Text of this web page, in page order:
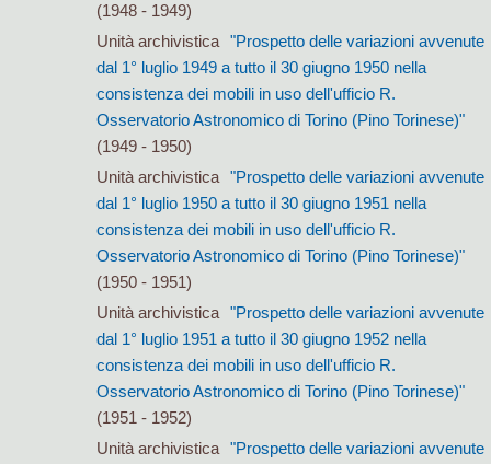
(1948 - 1949)
Unità archivistica
"Prospetto delle variazioni avvenute
dal 1° luglio 1949 a tutto il 30 giugno 1950 nella
consistenza dei mobili in uso dell'ufficio R.
Osservatorio Astronomico di Torino (Pino Torinese)"
(1949 - 1950)
Unità archivistica
"Prospetto delle variazioni avvenute
dal 1° luglio 1950 a tutto il 30 giugno 1951 nella
consistenza dei mobili in uso dell'ufficio R.
Osservatorio Astronomico di Torino (Pino Torinese)"
(1950 - 1951)
Unità archivistica
"Prospetto delle variazioni avvenute
dal 1° luglio 1951 a tutto il 30 giugno 1952 nella
consistenza dei mobili in uso dell'ufficio R.
Osservatorio Astronomico di Torino (Pino Torinese)"
(1951 - 1952)
Unità archivistica
"Prospetto delle variazioni avvenute